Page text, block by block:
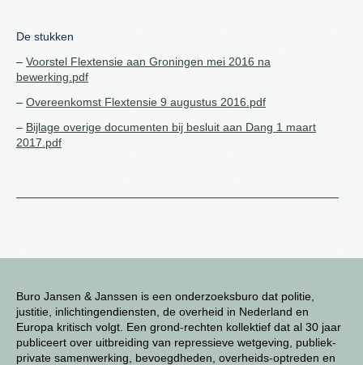
Buro Jansen & Janssen is een onderzoeksburo dat politie,
justitie, inlichtingendiensten, de overheid in Nederland en
Europa kritisch volgt. Een grond-rechten kollektief dat al 30 jaar
publiceert over uitbreiding van repressieve wetgeving, publiek-
private samenwerking, bevoegdheden, overheids-optreden en
De stukken
– Voorstel Flextensie aan Groningen mei 2016 na
bewerking.pdf
– Overeenkomst Flextensie 9 augustus 2016.pdf
– Bijlage overige documenten bij besluit aan Dang 1 maart
2017.pdf